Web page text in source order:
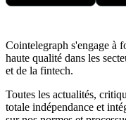
Cointelegraph s'engage à
haute qualité dans les
et de la fintech.
Toutes les actualités,
totale indépendance et